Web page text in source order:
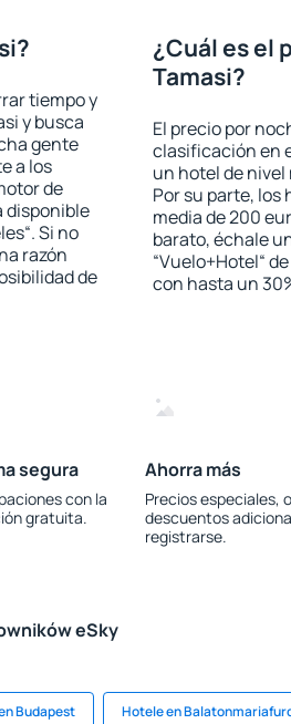
tiempo y
y busca
gente
a los
de
disponible
Si no
razón
de
¿Cuál es el
Tamasi?
El precio por
clasificación en
un hotel de
Por su parte,
media de 200
barato, échale
“Vuelo+Hotel“
con hasta un
segura
con la
gratuita.
Ahorra más
Precios especiales,
descuentos
registrarse.
eSky
Budapest Hotele en